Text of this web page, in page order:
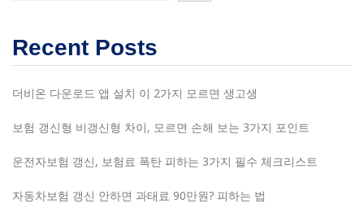
Recent Posts
더비온 다운로드 앱 설치 이 2가지 모르면 생고생
보험 갱신형 비갱신형 차이, 모르면 손해 보는 3가지 포인트
운전자보험 갱신, 보험료 폭탄 피하는 3가지 필수 체크리스트
자동차보험 갱신 안하면 과태료 90만원? 피하는 법